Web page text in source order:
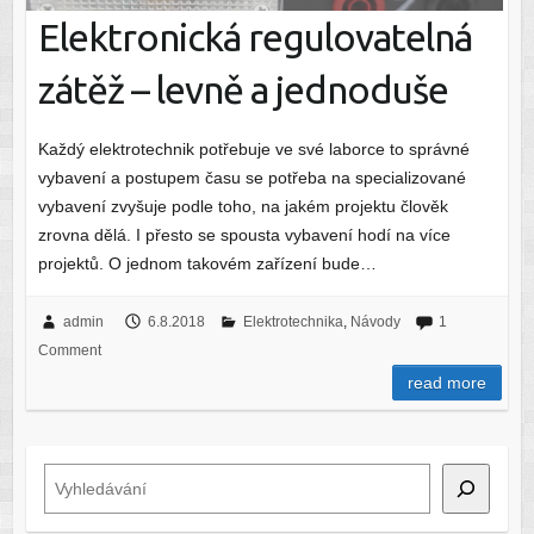
Elektronická regulovatelná
zátěž – levně a jednoduše
Každý elektrotechnik potřebuje ve své laborce to správné
vybavení a postupem času se potřeba na specializované
vybavení zvyšuje podle toho, na jakém projektu člověk
zrovna dělá. I přesto se spousta vybavení hodí na více
projektů. O jednom takovém zařízení bude…
admin 6.8.2018 Elektrotechnika, Návody
1
Comment
read more